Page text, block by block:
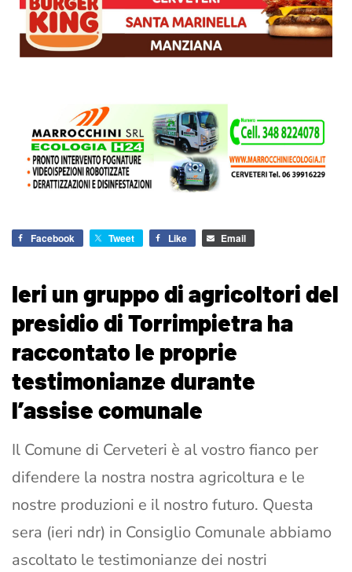
Facebook Tweet Like Email
Ieri un gruppo di agricoltori del
presidio di Torrimpietra ha
raccontato le proprie
testimonianze durante
l’assise comunale
Il Comune di Cerveteri è al vostro fianco per
difendere la nostra nostra agricoltura e le
nostre produzioni e il nostro futuro. Questa
sera (ieri ndr) in Consiglio Comunale abbiamo
ascoltato le testimonianze dei nostri